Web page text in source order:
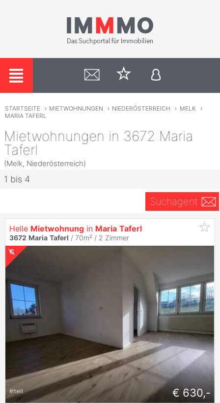
STARTSEITE › MIETWOHNUNGEN › NIEDERÖSTERREICH › MELK
›
MARIA TAFERL
Mietwohnungen in 3672 Maria
Taferl
(Melk, Niederösterreich)
1 bis 4
Suchagent
Helle Mietwohnung in Maria Taferl
3672 Maria Taferl / 70m² / 2 Zimmer
#hell € 630,-